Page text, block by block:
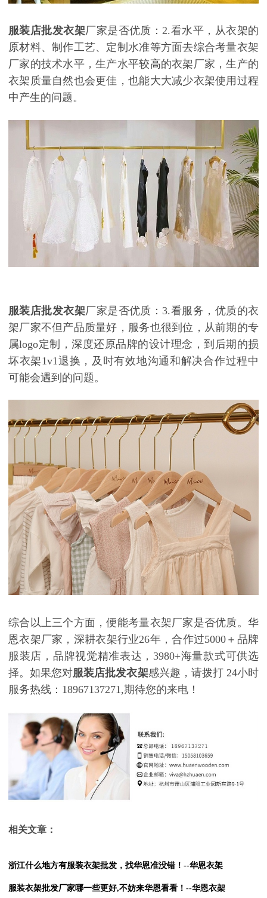
服装店批发衣架厂家是否优质：2.看水平，从衣架的
原材料、制作工艺、定制水准等方面去综合考量衣架
厂家的技术水平，生产水平较高的衣架厂家，生产的
衣架质量自然也会更佳，也能大大减少衣架使用过程
中产生的问题。
服装店批发衣架厂家是否优质： 3.看服务，优质的衣
架厂家不但产品质量好，服务也很到位，从前期的专
属logo定制，深度还原品牌的设计理念，到后期的损
坏衣架1v1退换，及时有效地沟通和解决合作过程中
可能会遇到的问题。
综合以上三个方面，便能考量衣架厂家是否优质。华
恩衣架厂家，深耕衣架行业26年，合作过5000＋品牌
服装店，品牌视觉精准表达，3980+海量款式可供选
择。如果您对服装店批发衣架感兴趣，请拨打 24小时
服务热线：18967137271,期待您的来电！
相关文章：
浙江什么地方有服装衣架批发，找华恩准没错！--华恩衣架
服装衣架批发厂家哪一些更好,不妨来华恩看看！--华恩衣架